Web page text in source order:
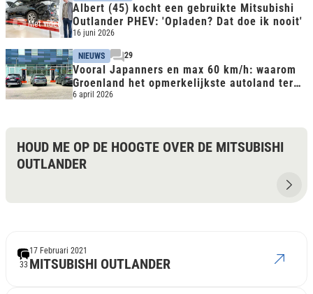
Met video
Albert (45) kocht een gebruikte Mitsubishi
Outlander PHEV: 'Opladen? Dat doe ik nooit'
16 juni 2026
NIEUWS 29
Vooral Japanners en max 60 km/h: waarom
Groenland het opmerkelijkste autoland ter
wereld is
6 april 2026
HOUD ME OP DE HOOGTE OVER DE MITSUBISHI
OUTLANDER
33 MITSUBISHI OUTLANDER
17 Februari 2021